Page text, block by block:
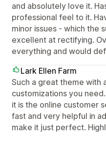
and absolutely love it.
professional feel to it.
minor issues - which the
excellent at rectifying.
everything and would
Lark Ellen Farm
Such a great theme with
customizations you
it is the online customer
fast and very helpful in
make it just perfect.